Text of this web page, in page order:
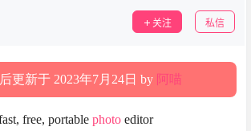
关注 私信
更新于 2023年7月24日 by 阿喵
free, portable photo editor